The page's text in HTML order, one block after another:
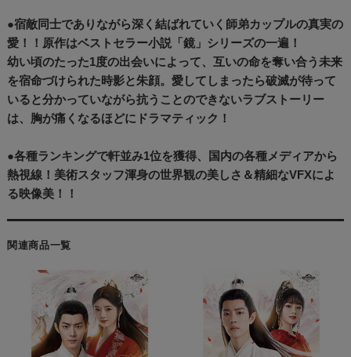
●宿敵同士でありながら深く結ばれていく師弟カップルの真実の
愛！！原作はベストセラー小説「鏡」シリーズの一遍！
幼い頃のたった1度の出会いによって、互いの命を奪い合う未来
を宿命づけられた時影と朱顔。愛してしまったら破滅が待って
いると分かっていながら抗うことのできないラブストーリー
は、胸が痛くなるほどにドラマティック！
●各種ランキングで軒並み1位を獲得、国内の各種メディアから
熱視線！美術スタッフ渾身の世界観の美しさ＆精細なVFXによ
る映像美！！
関連商品一覧